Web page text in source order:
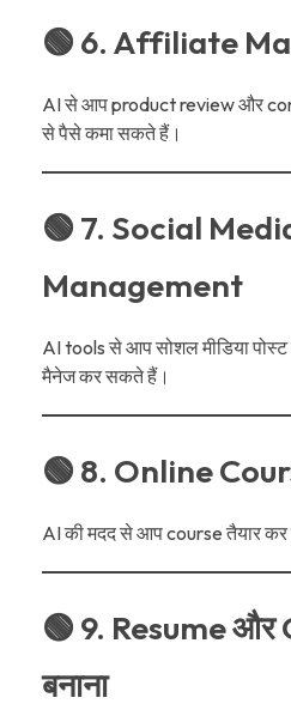
🟢 6. Affiliate
AI से आप product review और
से पैसे कमा सकते हैं।
🟢 7. Social
Management
AI tools से आप सोशल मीडिया
मैनेज कर सकते हैं।
🟢 8. Online
AI की मदद से आप course तैयार
🟢 9. Resume
बनाना